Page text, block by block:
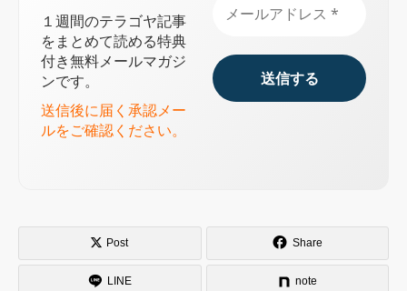
１週間のテラゴヤ記事
をまとめて読める特典
付き無料メールマガジ
ンです。
送信後に届く承認メー
ルをご確認ください。
Post Share
LINE note